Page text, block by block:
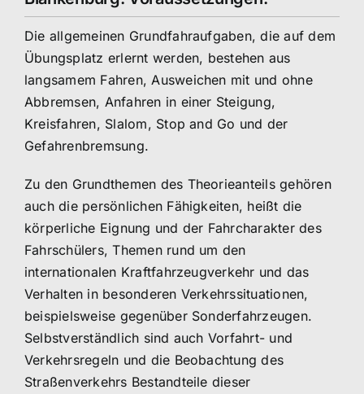
Die allgemeinen Grundfahraufgaben, die auf dem
Übungsplatz erlernt werden, bestehen aus
langsamem Fahren, Ausweichen mit und ohne
Abbremsen, Anfahren in einer Steigung,
Kreisfahren, Slalom, Stop and Go und der
Gefahrenbremsung.
Zu den Grundthemen des Theorieanteils gehören
auch die persönlichen Fähigkeiten, heißt die
körperliche Eignung und der Fahrcharakter des
Fahrschülers, Themen rund um den
internationalen Kraftfahrzeugverkehr und das
Verhalten in besonderen Verkehrssituationen,
beispielsweise gegenüber Sonderfahrzeugen.
Selbstverständlich sind auch Vorfahrt- und
Verkehrsregeln und die Beobachtung des
Straßenverkehrs Bestandteile dieser